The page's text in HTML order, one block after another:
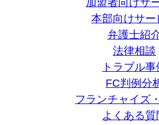
加盟者向けサ
本部向けサー
弁護士紹
法律相談
トラブル事
FC判例分
フランチャイズ
よくある質